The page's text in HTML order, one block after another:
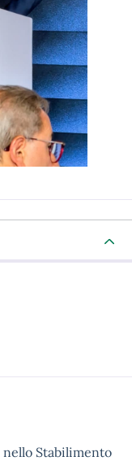
Stabilimento